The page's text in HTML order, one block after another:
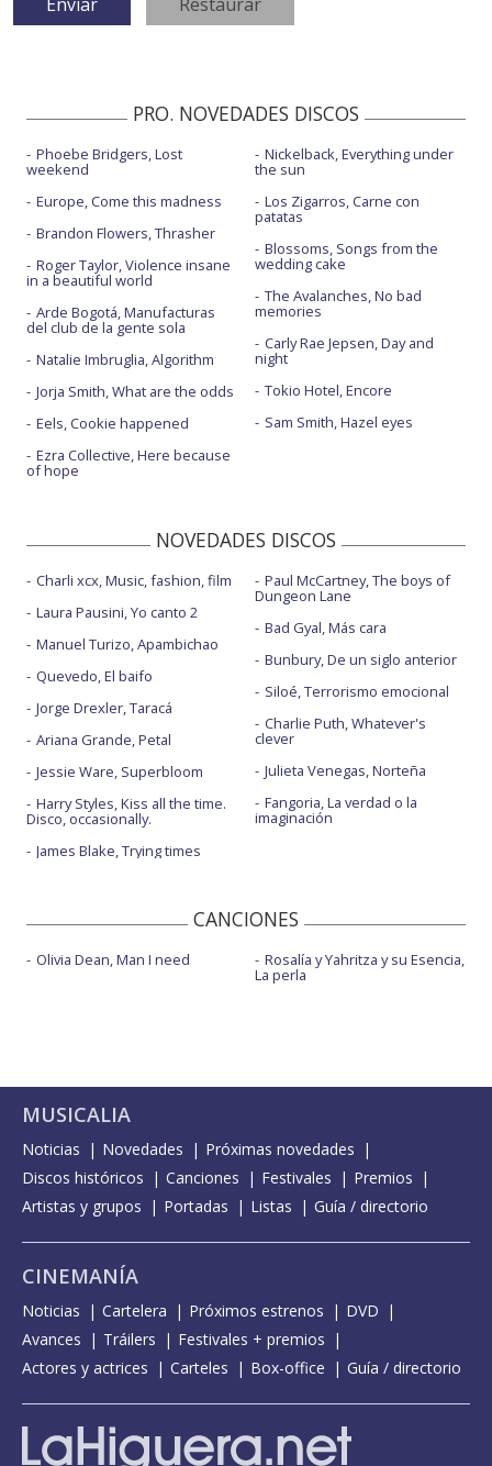
PRO. NOVEDADES DISCOS
Phoebe Bridgers, Lost
weekend
Europe, Come this madness
Brandon Flowers, Thrasher
Roger Taylor, Violence insane
in a beautiful world
Arde Bogotá, Manufacturas
del club de la gente sola
Natalie Imbruglia, Algorithm
Jorja Smith, What are the odds
Eels, Cookie happened
Ezra Collective, Here because
of hope
Nickelback, Everything under
the sun
Los Zigarros, Carne con
patatas
Blossoms, Songs from the
wedding cake
The Avalanches, No bad
memories
Carly Rae Jepsen, Day and
night
Tokio Hotel, Encore
Sam Smith, Hazel eyes
NOVEDADES DISCOS
Charli xcx, Music, fashion, film
Laura Pausini, Yo canto 2
Manuel Turizo, Apambichao
Quevedo, El baifo
Jorge Drexler, Taracá
Ariana Grande, Petal
Jessie Ware, Superbloom
Harry Styles, Kiss all the time.
Disco, occasionally.
James Blake, Trying times
Paul McCartney, The boys of
Dungeon Lane
Bad Gyal, Más cara
Bunbury, De un siglo anterior
Siloé, Terrorismo emocional
Charlie Puth, Whatever's
clever
Julieta Venegas, Norteña
Fangoria, La verdad o la
imaginación
CANCIONES
Olivia Dean, Man I need Rosalía y Yahritza y su Esencia,
La perla
MUSICALIA
Noticias Novedades
Próximas novedades
Discos históricos
Canciones Festivales
Premios
Artistas y grupos
Portadas Listas Guía / directorio
CINEMANÍA
Noticias Cartelera Próximos estrenos
DVD
Avances
Tráilers
Festivales + premios
Actores y actrices
Carteles Box-office Guía / directorio